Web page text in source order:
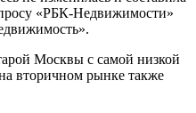
«РБК-Недвижимости»
Москвы с самой низкой
вторичном рынке также